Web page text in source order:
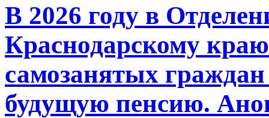
В 2026 году в
Краснодарскому
самозанятых
будущую пенсию.